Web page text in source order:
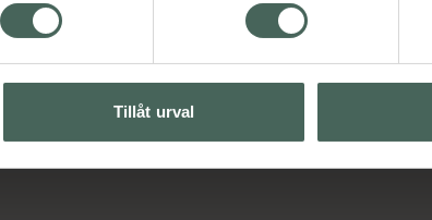
Tillåt urval